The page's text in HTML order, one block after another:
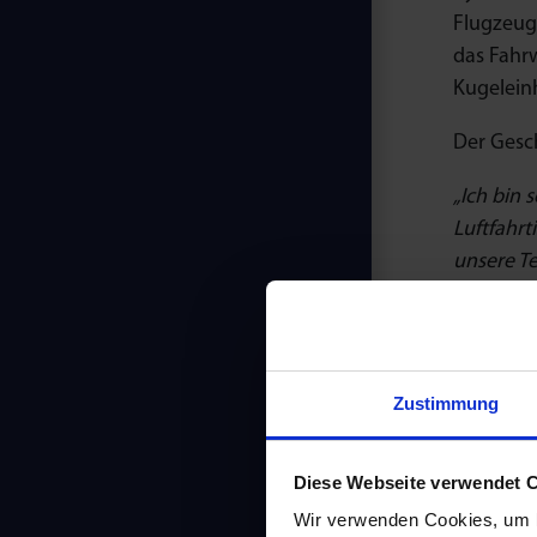
Zustimmung
Diese Webseite verwendet
Wir verwenden Cookies,
das
Der
„Ich bin
unsere
die
Wir